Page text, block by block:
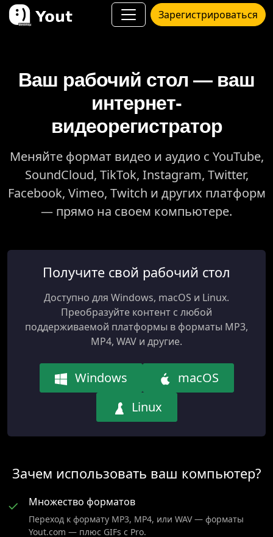
Зарегистрироваться
Ваш рабочий стол — ваш
интернет-
видеорегистратор
Меняйте формат видео и аудио с YouTube,
SoundCloud, TikTok, Instagram, Twitter,
Facebook, Vimeo, Twitch и других платформ
— прямо на своем компьютере.
Получите свой рабочий стол
Доступно для Windows, macOS и Linux.
Преобразуйте контент с любой
поддерживаемой платформы в форматы MP3,
MP4, WAV и другие.
Windows
macOS
Linux
Зачем использовать ваш компьютер?
✓
Множество форматов
Переход к формату MP3, MP4, или WAV — форматы
Yout.com — плюс GIFs с Pro.